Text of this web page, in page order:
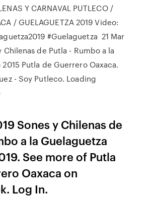
Y CARNAVAL PUTLECO /
/ GUELAGUETZA 2019 Video:
#Guelaguetza 21 Mar
Chilenas de Putla - Rumbo a la
Putla de Guerrero Oaxaca.
- Soy Putleco. Loading
Sones y Chilenas de
a la Guelaguetza
See more of Putla
Oaxaca on
Log In.